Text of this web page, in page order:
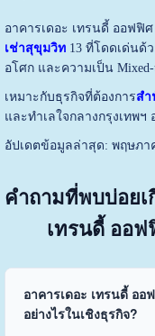
อาคารเดอะ เทรนดี้ ออฟฟิศ
เช่าสุขุมวิท13 ที่โดดเด่นด้ว
อโศก และความเป็น
เหมาะกับธุรกิจที่ต้องการสำ
และทำเลใจกลางกรุงเทพฯ
อัปเดตข้อมูลล่าสุด: พฤษภา
คำถามที่พบบ่อยเ
เทรนดี้ ออฟ
อาคารเดอะ เทรนดี้ อ
อย่างไรในเชิงธุรกิจ?